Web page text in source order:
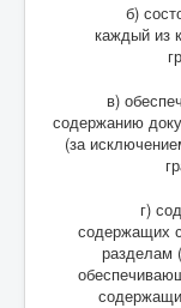
б)
каждый из
в)
содержанию
(за
г)
содержащих
разделам